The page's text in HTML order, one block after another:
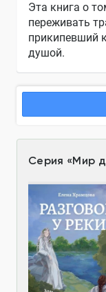
Эта книга о
переживать
прикипевший
душой.
Серия «Мир